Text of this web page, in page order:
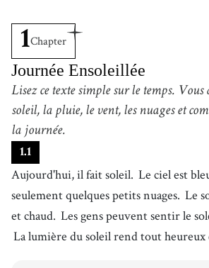
1Chapter
Journée Ensoleillée
Lisez ce texte simple sur le temps. Vous
soleil, la pluie, le vent, les nuages et
la journée.
1.1
Aujourd'hui, il fait soleil. Le ciel est
seulement quelques petits nuages. Le
et chaud. Les gens peuvent sentir le
La lumière du soleil rend tout